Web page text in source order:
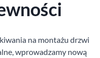
na montażu drzwi
wprowadzamy nową